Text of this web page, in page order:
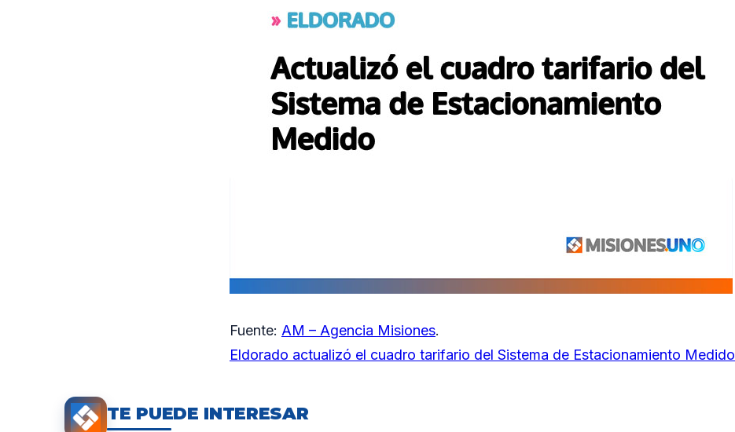
Fuente: AM – Agencia Misiones.
Eldorado actualizó el cuadro tarifario del Sistema de Estacionamiento Medido
TE PUEDE INTERESAR